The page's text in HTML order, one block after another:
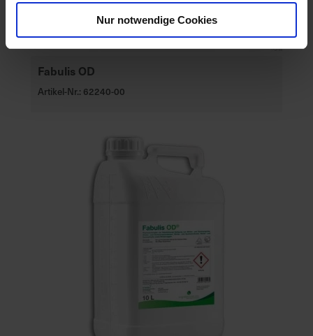
Nur notwendige Cookies
Fabulis OD
Artikel-Nr.: 62240-00